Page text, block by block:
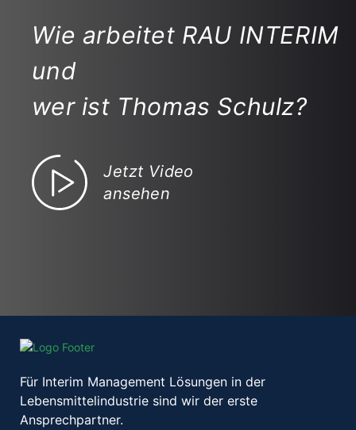
Wie arbeitet RAU INTERIM
und
wer ist Thomas Schulz?
Jetzt Video
ansehen
Für Interim Management Lösungen in der
Lebensmittelindustrie sind wir der erste
Ansprechpartner.